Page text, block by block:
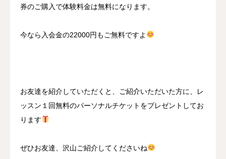
券のご購入で体験料金は無料になります。
今なら入会金の22000円もご無料ですよ
お友達を紹介していただくと、ご紹介いただいた方に、レ
ッスン１回無料のパーソナルチケットをプレゼントしてお
ります
ぜひお友達、沢山ご紹介してくださいね